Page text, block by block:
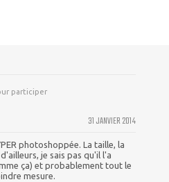
participer
31 JANVIER 2014
photoshoppée. La taille, la
je sais pas qu'il l'a
ça) et probablement tout le
mesure.